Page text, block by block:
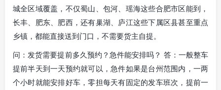
城全区域覆盖，不仅蜀山、包河、瑶海这些合肥市区能到，
长丰、肥东、肥西，还有巢湖、庐江这些下属区县甚至重点
乡镇，都能直接送到门口，不需要货主自提。
问：发货需要提前多久预约？急件能安排吗？ 答：一般整车
提前半天到一天预约就可以，急件如果是台州范围内，一两
个小时就能安排好车，零担每天有固定的发车班次，提前一